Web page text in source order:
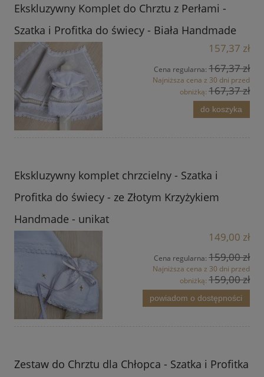
Ekskluzywny Komplet do Chrztu z Perłami -
Szatka i Profitka do świecy - Biała Handmade
157,37 zł
Cena regularna: 167,37 zł
Najniższa cena z 30 dni przed
obniżką: 167,37 zł
do koszyka
Ekskluzywny komplet chrzcielny - Szatka i
Profitka do świecy - ze Złotym Krzyżykiem
Handmade - unikat
149,00 zł
Cena regularna: 159,00 zł
Najniższa cena z 30 dni przed
obniżką: 159,00 zł
powiadom o dostępności
Zestaw do Chrztu dla Chłopca - Szatka i Profitka